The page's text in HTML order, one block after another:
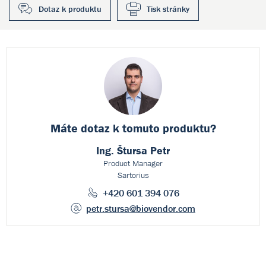
Dotaz k produktu Tisk stránky
Máte dotaz k tomuto produktu?
Ing. Štursa Petr
Product Manager
Sartorius
+420 601 394 076
petr.stursa@biovendor.com